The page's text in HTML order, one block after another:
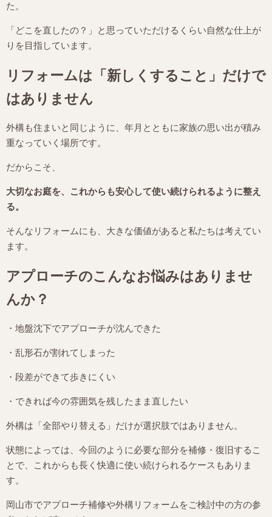
た。
「どこを直したの？」と思っていただけるくらい自然な仕上が
りを目指しています。
リフォームは「新しくすること」だけで
はありません
外構も住まいと同じように、年月とともに家族の思い出が積み
重なっていく場所です。
だからこそ、
大切なお庭を、これからも安心して使い続けられるように整え
る。
そんなリフォームにも、大きな価値があると私たちは考えてい
ます。
アプローチのこんなお悩みはありませ
んか？
・地盤沈下でアプローチが沈んできた
・乱形石が割れてしまった
・段差ができて歩きにくい
・できれば今の雰囲気を残したまま直したい
外構は「全部やり替える」だけが選択肢ではありません。
状態によっては、今回のように必要な部分を補修・復旧するこ
とで、これからも長く快適に使い続けられるケースもありま
す。
岡山市でアプローチ補修や外構リフォームをご検討中の方の参